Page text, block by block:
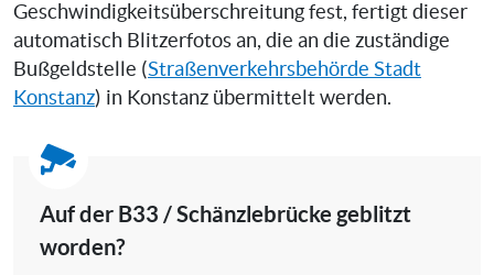
Geschwindigkeitsüberschreitung fest, fertigt dieser
automatisch Blitzerfotos an, die an die zuständige
Bußgeldstelle (Straßenverkehrsbehörde Stadt
Konstanz) in Konstanz übermittelt werden.
Auf der B33 / Schänzlebrücke geblitzt
worden?